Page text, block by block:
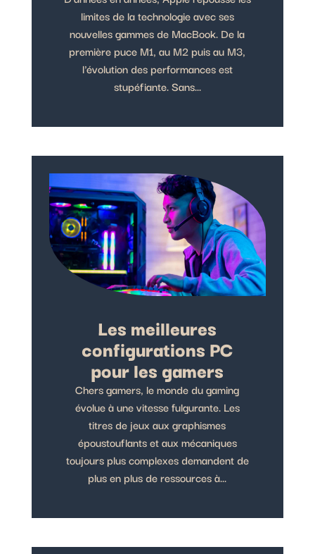
limites de la technologie avec ses
nouvelles gammes de MacBook. De la
première puce M1, au M2 puis au M3,
l'évolution des performances est
stupéfiante. Sans...
Les meilleures
configurations PC
pour les gamers
Chers gamers, le monde du gaming
évolue à une vitesse fulgurante. Les
titres de jeux aux graphismes
époustouflants et aux mécaniques
toujours plus complexes demandent de
plus en plus de ressources à...